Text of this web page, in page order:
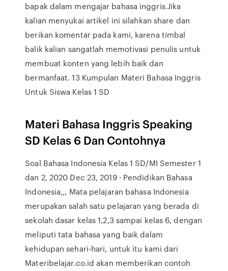
bapak dalam mengajar bahasa inggris.Jika
kalian menyukai artikel ini silahkan share dan
berikan komentar pada kami, karena timbal
balik kalian sangatlah memotivasi penulis untuk
membuat konten yang lebih baik dan
bermanfaat. 13 Kumpulan Materi Bahasa Inggris
Untuk Siswa Kelas 1 SD
Materi Bahasa Inggris Speaking
SD Kelas 6 Dan Contohnya
Soal Bahasa Indonesia Kelas 1 SD/MI Semester 1
dan 2, 2020 Dec 23, 2019 · Pendidikan Bahasa
Indonesia,,, Mata pelajaran bahasa Indonesia
merupakan salah satu pelajaran yang berada di
sekolah dasar kelas 1,2,3 sampai kelas 6, dengan
meliputi tata bahasa yang baik dalam
kehidupan sehari-hari, untuk itu kami dari
Materibelajar.co.id akan memberikan contoh